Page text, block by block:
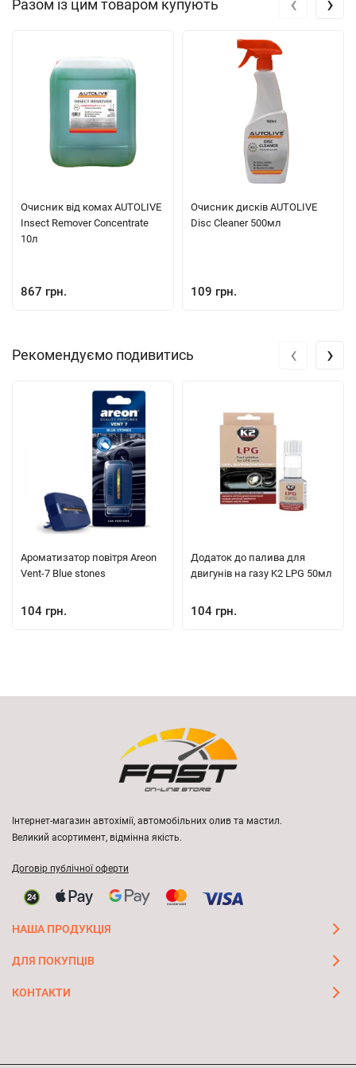
Разом із цим товаром купують
Очисник від комах AUTOLIVE
Insect Remover Concentrate
10л
867 грн.
Очисник дисків AUTOLIVE
Disc Cleaner 500мл
109 грн.
Рекомендуємо подивитись
Ароматизатор повітря Areon
Vent-7 Blue stones
104 грн.
Додаток до палива для
двигунів на газу K2 LPG 50мл
104 грн.
‹ ›
Інтернет-магазин автохімії, автомобільних олив та мастил.
Великий асортимент, відмінна якість.
Договір публічної оферти
НАША ПРОДУКЦІЯ
ДЛЯ ПОКУПЦІВ
КОНТАКТИ